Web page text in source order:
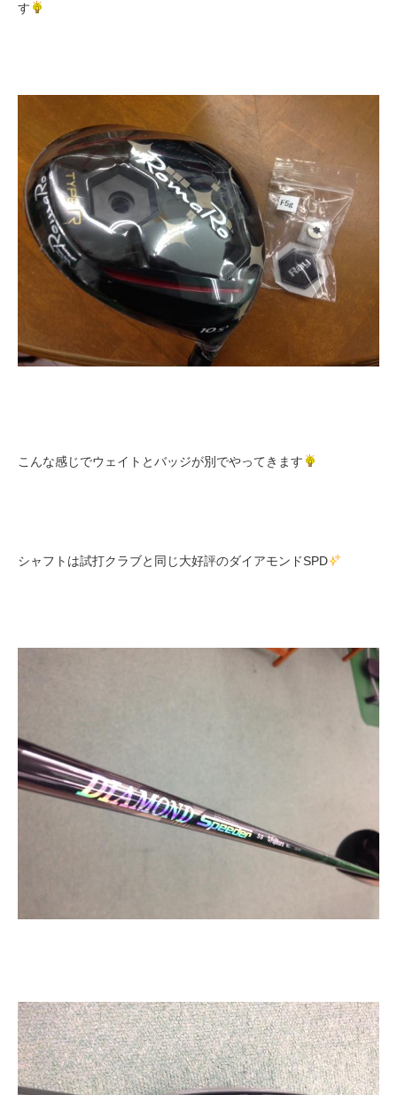
す
こんな感じでウェイトとバッジが別でやってきます
シャフトは試打クラブと同じ大好評のダイアモンドSPD